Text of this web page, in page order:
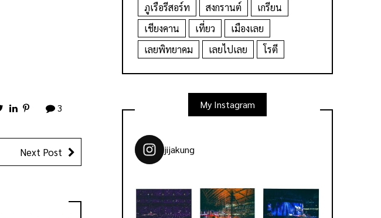
3
Next Post
ภูเรือรีสอร์ท
สงกรานต์
เกรียน
เชียงคาน
เที่ยว
เมืองเลย
เลยพิทยาคม
เลยไปเลย โรตี
My Instagram
jijakung